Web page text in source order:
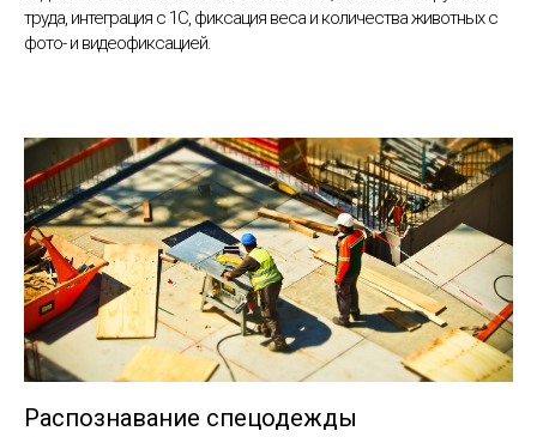
труда, интеграция с 1С, фиксация веса и количества животных с
фото- и видеофиксацией.
Распознавание спецодежды